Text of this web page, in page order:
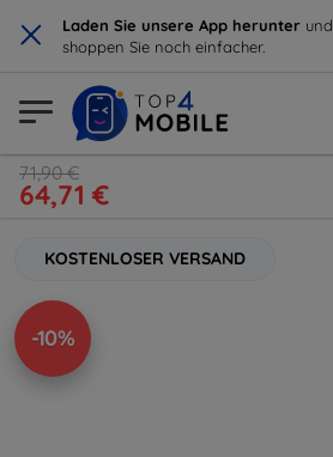
× Laden Sie unsere App herunter und
shoppen Sie noch einfacher.
71,90 €
64,71 €
KOSTENLOSER VERSAND
-10%